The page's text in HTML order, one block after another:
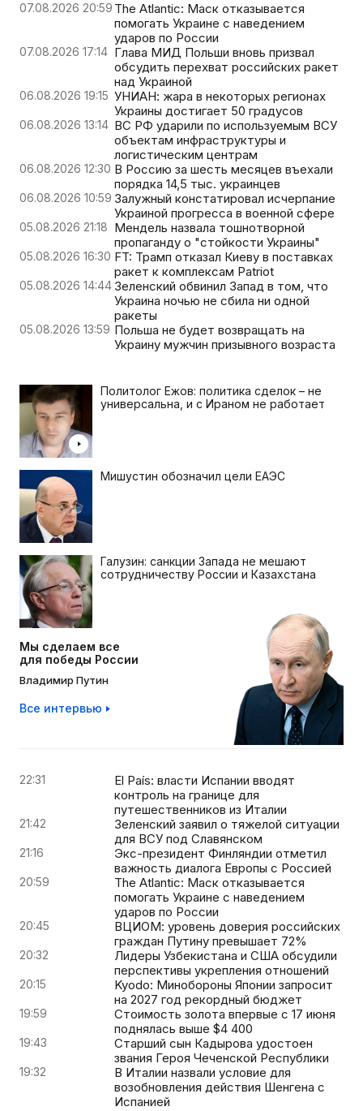
07.08.2026 20:59 The Atlantic: Маск отказывается
помогать Украине с наведением
ударов по России
07.08.2026 17:14 Глава МИД Польши вновь призвал
обсудить перехват российских ракет
над Украиной
06.08.2026 19:15 УНИАН: жара в некоторых регионах
Украины достигает 50 градусов
06.08.2026 13:14 ВС РФ ударили по используемым ВСУ
объектам инфраструктуры и
логистическим центрам
06.08.2026 12:30 В Россию за шесть месяцев въехали
порядка 14,5 тыс. украинцев
06.08.2026 10:59 Залужный констатировал исчерпание
Украиной прогресса в военной сфере
05.08.2026 21:18 Мендель назвала тошнотворной
пропаганду о "стойкости Украины"
05.08.2026 16:30 FT: Трамп отказал Киеву в поставках
ракет к комплексам Patriot
05.08.2026 14:44 Зеленский обвинил Запад в том, что
Украина ночью не сбила ни одной
ракеты
05.08.2026 13:59 Польша не будет возвращать на
Украину мужчин призывного возраста
Политолог Ежов: политика сделок – не
универсальна, и с Ираном не работает
Мишустин обозначил цели ЕАЭС
Галузин: санкции Запада не мешают
сотрудничеству России и Казахстана
Мы сделаем все
для победы России
Владимир Путин
Все интервью
22:31
El País: власти Испании вводят
контроль на границе для
путешественников из Италии
21:42
Зеленский заявил о тяжелой ситуации
для ВСУ под Славянском
21:16
Экс-президент Финляндии отметил
важность диалога Европы с Россией
20:59
The Atlantic: Маск отказывается
помогать Украине с наведением
ударов по России
20:45
ВЦИОМ: уровень доверия российских
граждан Путину превышает 72%
20:32
Лидеры Узбекистана и США обсудили
перспективы укрепления отношений
20:15
Kyodo: Минобороны Японии запросит
на 2027 год рекордный бюджет
19:59
Стоимость золота впервые с 17 июня
поднялась выше $4 400
19:43
Старший сын Кадырова удостоен
звания Героя Чеченской Республики
19:32
В Италии назвали условие для
возобновления действия Шенгена с
Испанией